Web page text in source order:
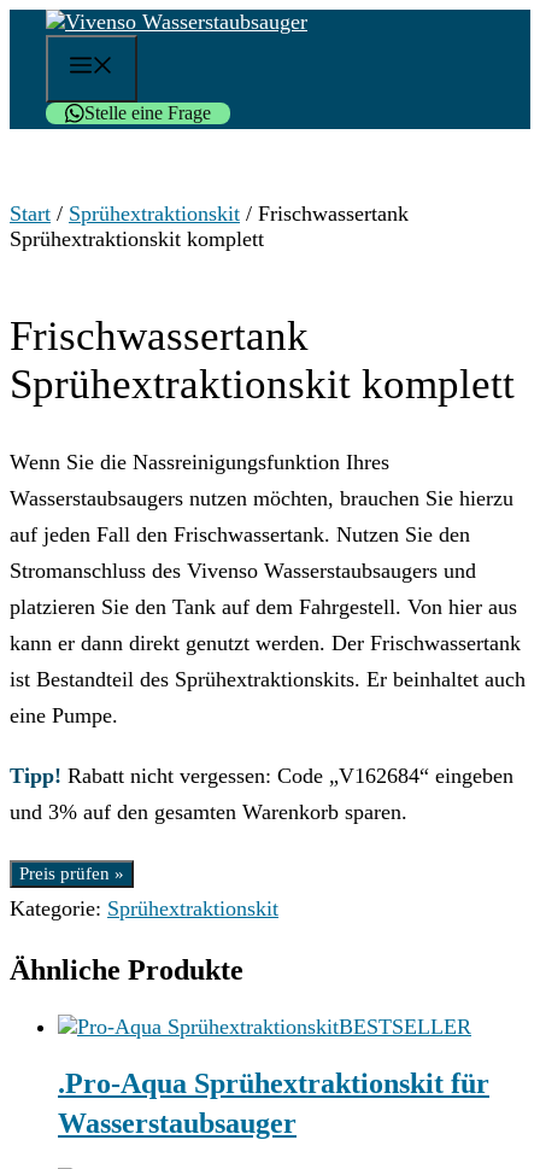
Zum
springen
Stelle eine Frage
Start / Sprühextraktionskit / Frischwassertank
Sprühextraktionskit komplett
Frischwassertank
Sprühextraktionskit komplett
Wenn Sie die Nassreinigungsfunktion Ihres
Wasserstaubsaugers nutzen möchten, brauchen Sie hierzu
auf jeden Fall den Frischwassertank. Nutzen Sie den
Stromanschluss des Vivenso Wasserstaubsaugers und
platzieren Sie den Tank auf dem Fahrgestell. Von hier aus
kann er dann direkt genutzt werden. Der Frischwassertank
ist Bestandteil des Sprühextraktionskits. Er beinhaltet auch
eine Pumpe.
Tipp! Rabatt nicht vergessen: Code „V162684“ eingeben
und 3% auf den gesamten Warenkorb sparen.
Preis prüfen »
Kategorie: Sprühextraktionskit
Ähnliche Produkte
BESTSELLER
.Pro-Aqua Sprühextraktionskit für
Wasserstaubsauger